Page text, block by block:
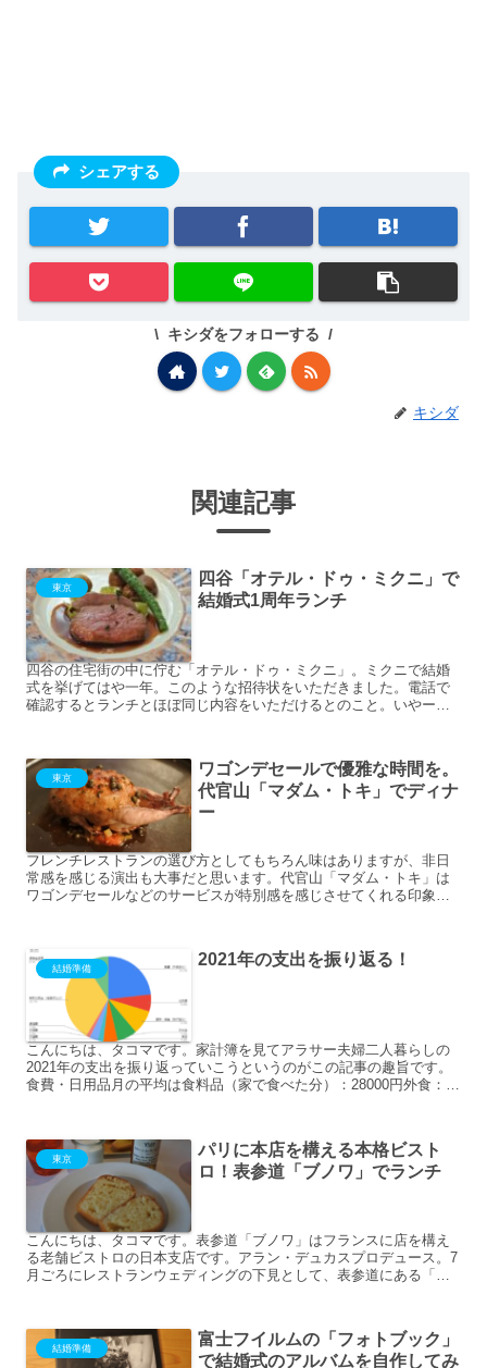
シェアする
キシダをフォローする
キシダ
関連記事
東京
四谷「オテル・ドゥ・ミクニ」で
結婚式1周年ランチ
四谷の住宅街の中に佇む「オテル・ドゥ・ミクニ」。ミクニで結婚
式を挙げてはや一年。このような招待状をいただきました。電話で
確認するとランチとほぼ同じ内容をいただけるとのこと。いやー、
東京
ワゴンデセールで優雅な時間を。
代官山「マダム・トキ」でディナ
ー
フレンチレストランの選び方としてもちろん味はありますが、非日
常感を感じる演出も大事だと思います。代官山「マダム・トキ」は
ワゴンデセールなどのサービスが特別感を感じさせてくれる印象的
結婚準備 2021年の支出を振り返る！
こんにちは、タコマです。家計簿を見てアラサー夫婦二人暮らしの
2021年の支出を振り返っていこうというのがこの記事の趣旨です。
食費・日用品月の平均は食料品（家で食べた分）：28000円外食：
東京
パリに本店を構える本格ビスト
ロ！表参道「ブノワ」でランチ
こんにちは、タコマです。表参道「ブノワ」はフランスに店を構え
る老舗ビストロの日本支店です。アラン・デュカスプロデュース。7
月ごろにレストランウェディングの下見として、表参道にある「ブ
結婚準備
富士フイルムの「フォトブック」
で結婚式のアルバムを自作してみ